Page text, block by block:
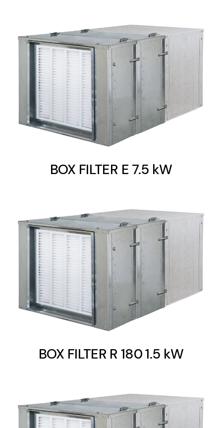
BOX FILTER E 7.5 kW
BOX FILTER R 180 1.5 kW